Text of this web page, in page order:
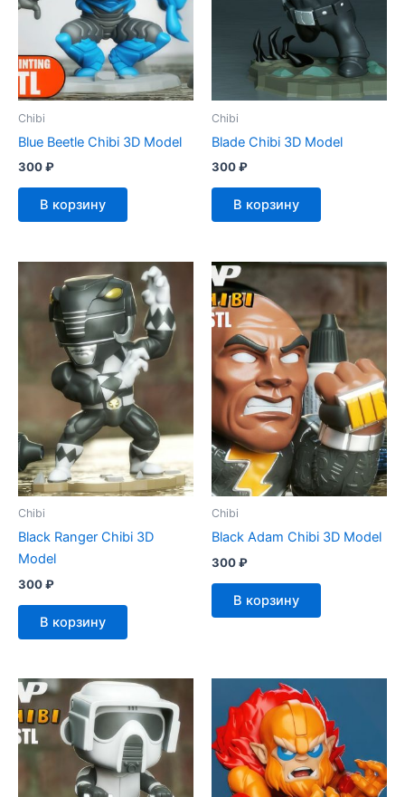
Chibi
Blue Beetle Chibi 3D Model
300₽
В корзину
Chibi
Blade Chibi 3D Model
300₽
В корзину
Chibi
Black Ranger Chibi 3D
Model
300₽
В корзину
Chibi
Black Adam Chibi 3D Model
300₽
В корзину